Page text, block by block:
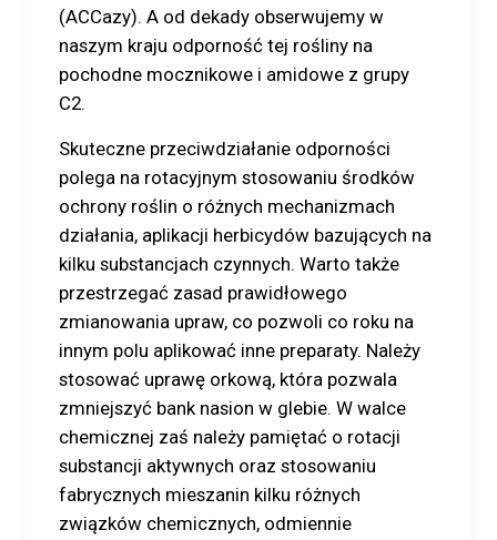
(ACCazy). A od dekady obserwujemy w
naszym kraju odporność tej rośliny na
pochodne mocznikowe i amidowe z grupy
C2.
Skuteczne przeciwdziałanie odporności
polega na rotacyjnym stosowaniu środków
ochrony roślin o różnych mechanizmach
działania, aplikacji herbicydów bazujących na
kilku substancjach czynnych. Warto także
przestrzegać zasad prawidłowego
zmianowania upraw, co pozwoli co roku na
innym polu aplikować inne preparaty. Należy
stosować uprawę orkową, która pozwala
zmniejszyć bank nasion w glebie. W walce
chemicznej zaś należy pamiętać o rotacji
substancji aktywnych oraz stosowaniu
fabrycznych mieszanin kilku różnych
związków chemicznych, odmiennie